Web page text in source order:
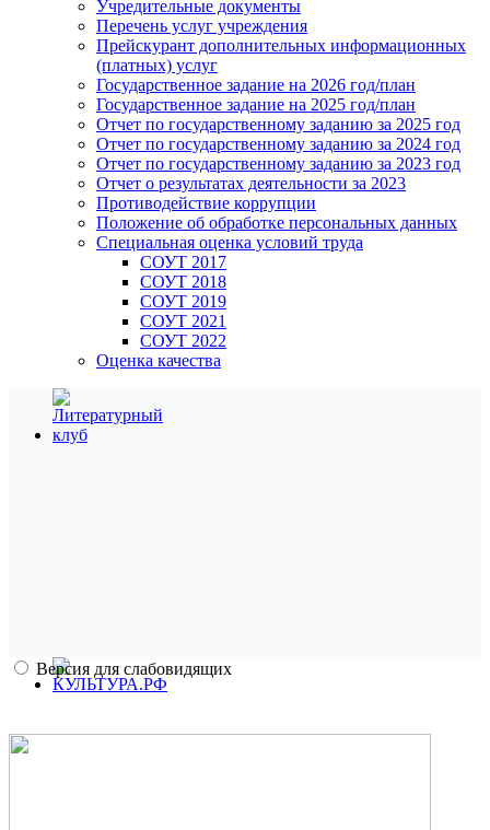
Учредительные документы
Перечень услуг учреждения
Прейскурант дополнительных информационных
(платных) услуг
Государственное задание на 2026 год/план
Государственное задание на 2025 год/план
Отчет по государственному заданию за 2025 год
Отчет по государственному заданию за 2024 год
Отчет по государственному заданию за 2023 год
Отчет о результатах деятельности за 2023
Противодействие коррупции
Положение об обработке персональных данных
Специальная оценка условий труда
СОУТ 2017
СОУТ 2018
СОУТ 2019
СОУТ 2021
СОУТ 2022
Оценка качества
Версия для слабовидящих